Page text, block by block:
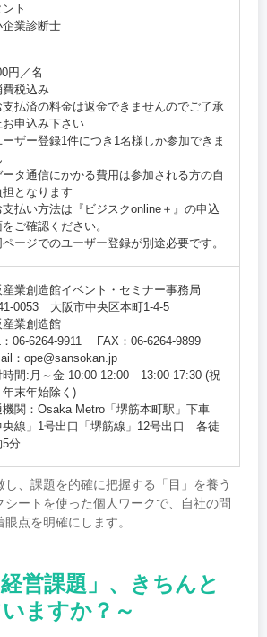
ト
企業診断士
円／名
費税込み
支払済の料金は返金できませんのでご了承
お申込み下さい
ザー登録1件につき1名様しか参加できま
タ通信にかかる費用は参加される方の自
担となります
払い方法は『ビジスクonline＋』の申込
ご確認ください。
ージでのユーザー登録が別途必要です。
産業創造館イベント・セミナー事務局
0053 大阪市中央区本町1-4-5
産業創造館
06-6264-9911 FAX：06-6264-9899
：ope@sansokan.jp
時間:月～金 10:00‐12:00 13:00-17:30 (祝
年末年始除く)
機関：Osaka Metro「堺筋本町駅」下車
央線」1号出口「堺筋線」12号出口 各徒
分
、課題を的確に把握する「目」を養う
シートを使った個人ワークで、自社の問
点を明確にします。
営課題」、きちんと
ますか？～